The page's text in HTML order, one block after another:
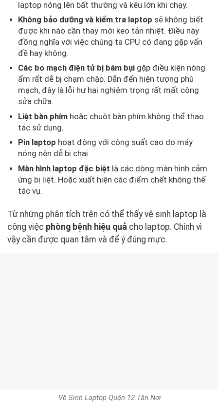
laptop nóng lên bất thường và kêu lớn khi chạy.
Không bảo dưỡng và kiểm tra laptop sẽ không biết
được khi nào cần thay mới keo tản nhiệt. Điều này
đồng nghĩa với việc chúng ta CPU có đang gặp vấn
đề hay không.
Các bo mạch điện tử bị bám bụigặp điều kiện nóng
ẩm rất dễ bị chạm chập. Dẫn đến hiện tượng phù
mạch, đây là lỗi hư hại nghiêm trọng rất mất công
sửa chữa.
Liệt bàn phímhoặc chuột bàn phím không thể thao
tác sử dụng.
Pin laptop hoạt động với công suất cao do máy
nóng nên dễ bị chai.
Màn hình laptop đặc biệt là các dòng màn hình cảm
ứng bị liệt. Hoặc xuất hiện các điểm chết không thể
tác vụ.
Từ những phân tích trên có thể thấy vệ sinh laptop là
công việc phòng bệnh hiệu quả cho laptop. Chính vì
vậy cần được quan tâm và để ý đúng mực.
Vệ Sinh Laptop Quận 12 Tận Nơi